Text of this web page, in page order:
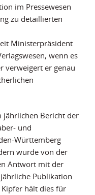
im Pressewesen
zu detaillierten
Ministerpräsident
wenn es
verweigert er genau
jährlichen Bericht der
und
Württemberg
wurde von der
Antwort mit der
Publikation
hält dies für